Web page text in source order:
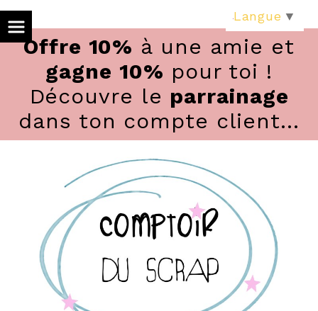
Offre 10% à une amie et
gagne 10% pour toi !
Découvre le parrainage
dans ton compte client...
Langue ▼